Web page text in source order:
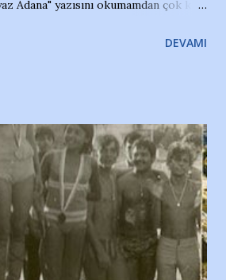
Adana" yazısını okumamdan çok kısa
taraftarlar, İstanbul takımlarının
görmek istemediklerini bir
bildiriyordu.. Bu grup
şahsı muhterem(!) ''Açık ve net olarak
Bunun yanısıra, bu takımlara
izin veren Bursa Büyükşehir
bulunduğu alışveriş merkezlerini
eklemiş .. Blogumuzda okuduğum bu
DEVAMI